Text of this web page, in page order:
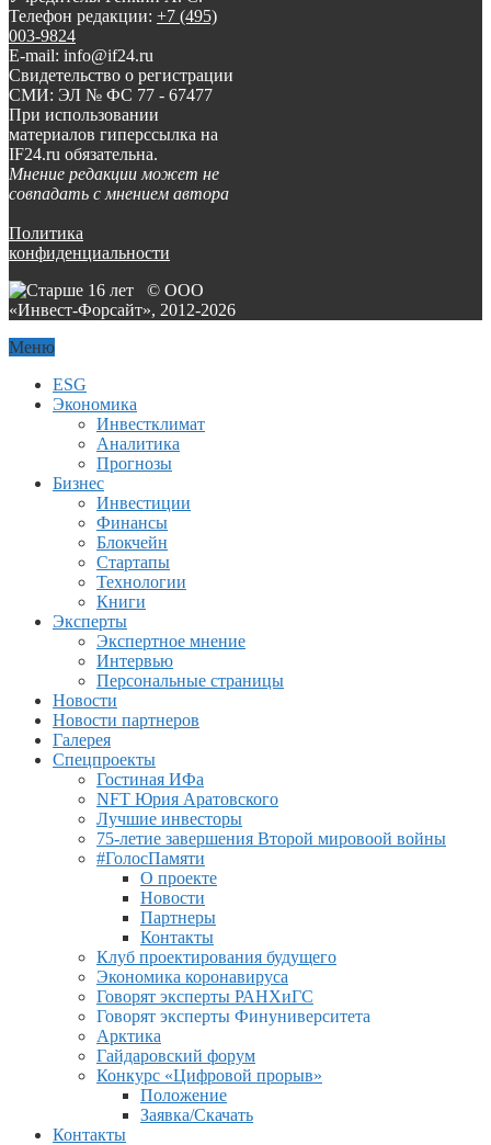
Телефон редакции: +7 (495)
003-9824
E-mail: info@if24.ru
Свидетельство о регистрации
СМИ: ЭЛ № ФС 77 - 67477
При использовании
материалов гиперссылка на
IF24.ru обязательна.
Мнение редакции может не
совпадать с мнением автора
Политика
конфиденциальности
© ООО
«Инвест-Форсайт», 2012-2026
Меню
ESG
Экономика
Инвестклимат
Аналитика
Прогнозы
Бизнес
Инвестиции
Финансы
Блокчейн
Стартапы
Технологии
Книги
Эксперты
Экспертное мнение
Интервью
Персональные страницы
Новости
Новости партнеров
Галерея
Спецпроекты
Гостиная ИФа
NFT Юрия Аратовского
Лучшие инвесторы
75-летие завершения Второй мировоой войны
#ГолосПамяти
О проекте
Новости
Партнеры
Контакты
Клуб проектирования будущего
Экономика коронавируса
Говорят эксперты РАНХиГС
Говорят эксперты Финуниверситета
Арктика
Гайдаровский форум
Конкурс «Цифровой прорыв»
Положение
Заявка/Скачать
Контакты